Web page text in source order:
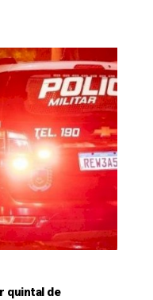
quintal de